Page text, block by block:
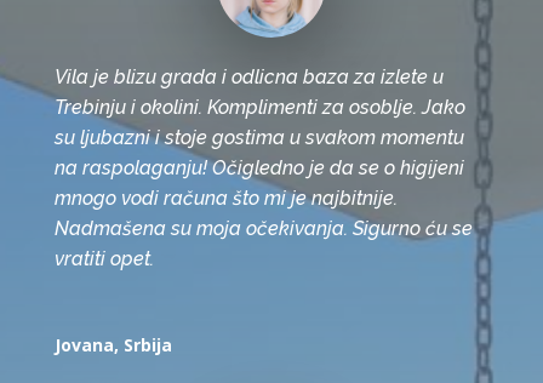
Vila je blizu grada i odlicna baza za izlete u
Trebinju i okolini. Komplimenti za osoblje. Jako
su ljubazni i stoje gostima u svakom momentu
na raspolaganju! Očigledno je da se o higijeni
mnogo vodi računa što mi je najbitnije.
Nadmašena su moja očekivanja. Sigurno ću se
vratiti opet.
Jovana, Srbija